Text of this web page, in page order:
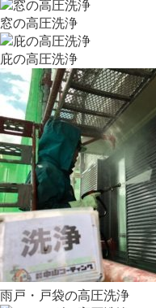
窓の高圧洗浄
庇の高圧洗浄
雨戸・戸袋の高圧洗浄